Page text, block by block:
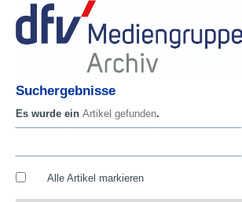
Suchergebnisse
Es wurde ein Artikel gefunden.
Alle Artikel markieren